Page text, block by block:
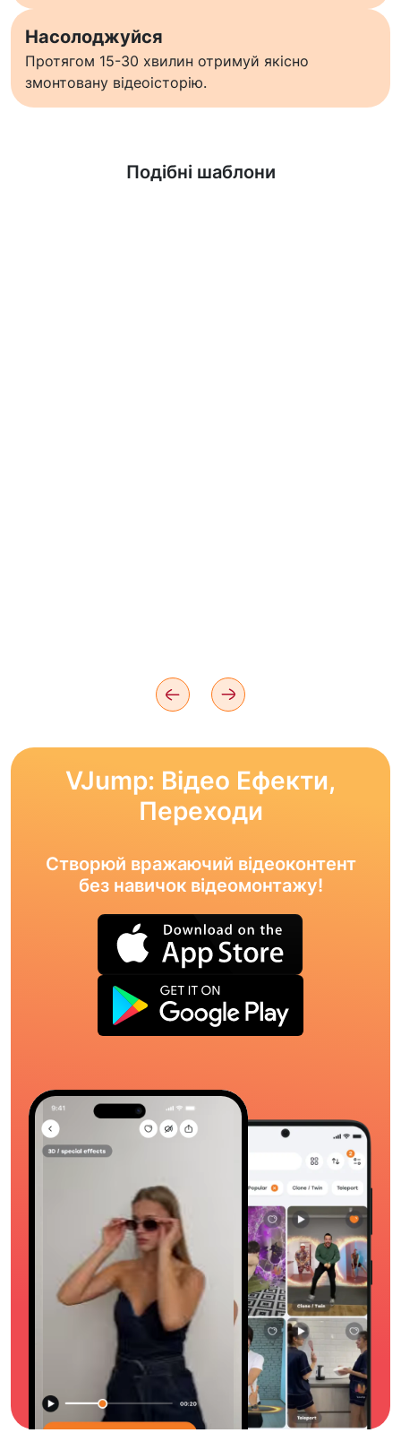
Насолоджуйся
Протягом 15-30 хвилин отримуй якісно
змонтовану відеоісторію.
Подібні шаблони
Дізнатися більше
VJump: Відео Ефекти,
Переходи
Створюй вражаючий відеоконтент
без навичок відеомонтажу!